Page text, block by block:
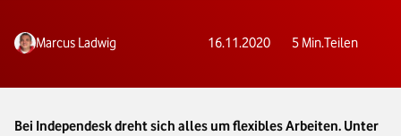
Marcus Ladwig 16.11.2020 5 Min.Teilen
Bei Independesk dreht sich alles um flexibles Arbeiten. Unter